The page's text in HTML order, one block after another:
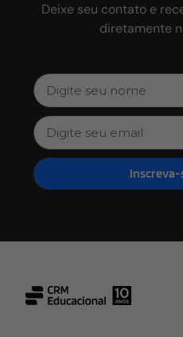
Deixe seu contato e
diretamente
Inscreva-